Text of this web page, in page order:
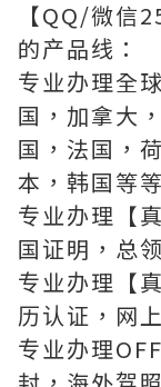
【QQ/微信
的产品线：
专业办理全
国，加拿大
国，法国，
本，韩国等等
专业办理【
国证明，总
专业办理【
历认证，网
专业办理